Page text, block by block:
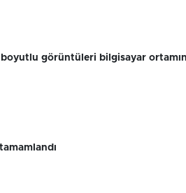
görüntüleri bilgisayar